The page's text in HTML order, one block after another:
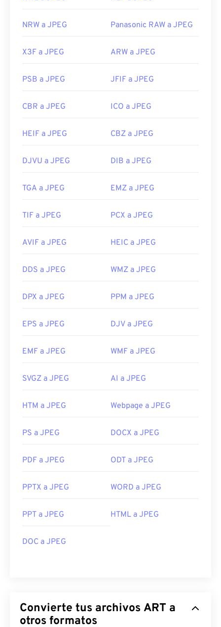
NRW a JPEG Panasonic RAW a JPEG
X3F a JPEG ARW a JPEG
PSB a JPEG JFIF a JPEG
CBR a JPEG ICO a JPEG
HEIF a JPEG CBZ a JPEG
DJVU a JPEG DIB a JPEG
TGA a JPEG EMZ a JPEG
TIF a JPEG PCX a JPEG
AVIF a JPEG HEIC a JPEG
DDS a JPEG WMZ a JPEG
DPX a JPEG PPM a JPEG
EPS a JPEG DJV a JPEG
EMF a JPEG WMF a JPEG
SVGZ a JPEG AI a JPEG
HTM a JPEG Webpage a JPEG
PS a JPEG DOCX a JPEG
PDF a JPEG ODT a JPEG
PPTX a JPEG WORD a JPEG
PPT a JPEG HTML a JPEG
DOC a JPEG
Convierte tus archivos ART a
otros formatos